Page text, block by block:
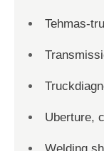
Tehmas-
Uberture,